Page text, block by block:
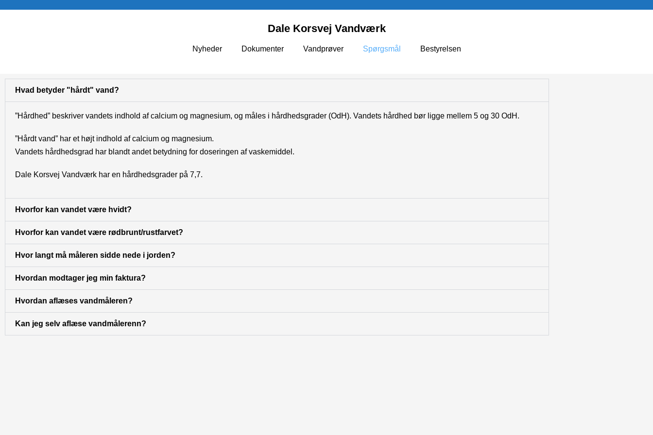
Dale Korsvej Vandværk
Nyheder Dokumenter Vandprøver Spørgsmål Bestyrelsen
Hvad betyder "hårdt" vand?
”Hårdhed” beskriver vandets indhold af calcium og magnesium, og måles i hårdhedsgrader (OdH). Vandets hårdhed bør ligge mellem 5 og 30 OdH.
”Hårdt vand” har et højt indhold af calcium og magnesium.
Vandets hårdhedsgrad har blandt andet betydning for doseringen af vaskemiddel.
Dale Korsvej Vandværk har en hårdhedsgrader på 7,7.
Hvorfor kan vandet være hvidt?
Hvorfor kan vandet være rødbrunt/rustfarvet?
Hvor langt må måleren sidde nede i jorden?
Hvordan modtager jeg min faktura?
Hvordan aflæses vandmåleren?
Kan jeg selv aflæse vandmålerenn?